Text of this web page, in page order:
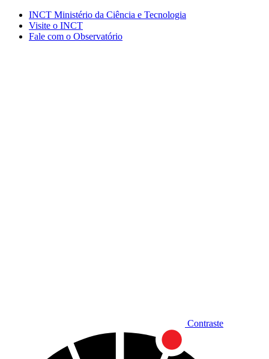
Conteúdo principal Menu principal Rodapé
INCT Ministério da Ciência e Tecnologia
Visite o INCT
Fale com o Observatório
Contraste